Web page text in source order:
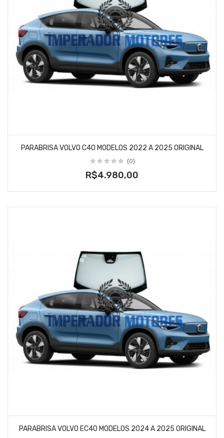
PARABRISA VOLVO C40 MODELOS 2022 A 2025 ORIGINAL
(0)
R$4.980,00
PARABRISA VOLVO EC40 MODELOS 2024 A 2025 ORIGINAL